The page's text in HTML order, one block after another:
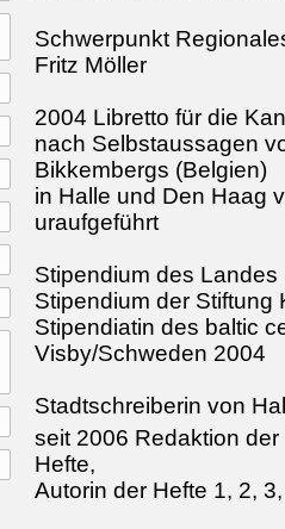
Schwerpunkt
Fritz Möller
2004 Libretto für die
nach Selbstaussagen
Bikkembergs (Belgien)
in Halle und Den Haag
uraufgeführt
Stipendium des
Stipendium der Stiftung
Stipendiatin des baltic
Visby/Schweden 2004
Stadtschreiberin von
seit 2006 Redaktion
Hefte,
Autorin der Hefte 1, 2,